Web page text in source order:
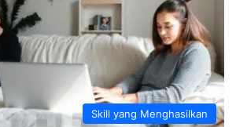
Skill yang Menghasilkan